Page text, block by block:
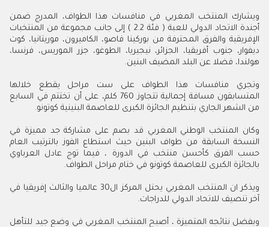
ويشارك المنتخب المغربي في منافسات هذا الطواف، المدرج ضمن
أجندة الاتحاد الدولي للعبة ( فئة 2.2 ) إلى جانب مجموعة من المنتخبات
الإفريقية والفرق المحترفة من بوركينا فاصو، الكاميرون، موريتانيا، كوت
ديفوار، جنوب أفريقيا، الجزائر، نيجيريا، الطوغو، جزر الموريس، فرنسا،
هولندا، فضلا عن البلد المضيف البنين.
وتجري منافسات هذا الطواف على ست مراحل يقطع خلالها
المتسابقون مسافة إجمالية تتجاوز 760 كلم، على أن تختتم في السابع
من الشهر الجاري بتنظيم الجائزة الكبرى للعاصمة البنينية كوتونو.
وكان المنتخب الوطني المغربي قد بصم على مشاركة جد مميزة في
النسخة السابقة من طواف البنين حيث استطاع الفوز بالترتيب العام
حسب الفرق كأحسن منتخب في الدورة ، فيما توج عادل العرباوي
بالجائزة الكبرى للعاصمة كوتونو في ختام مراحل الطواف.
ويذكر ان المنتخب المغربي يحتل المركز ال30 عالميا والثالث إفريقيا في
آخر تنصيف للاتحاد الدولي للدراجات.
وبفضل نتائجه المتميزة ، أصبح المنتخب المغربي في وضع جيد للتأهل